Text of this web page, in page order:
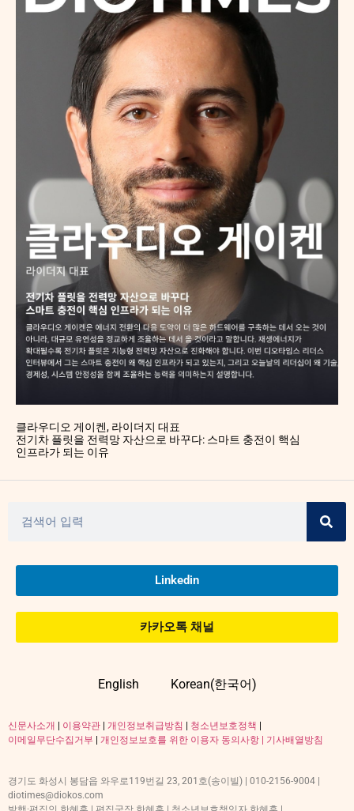
클라우디오 게이켄, 라이더지 대표
전기차 플릿을 전력망 자산으로 바꾸다: 스마트 충전이 핵심
인프라가 되는 이유
Linkedin
카카오톡 채널
English Korean(한국어)
신문사소개 | 이용약관 | 개인정보취급방침 | 청소년보호정책 |
이메일무단수집거부 | 개인정보보호를 위한 이용자 동의사항 | 기사배열방침
경기도 화성시 봉담읍 와우로119번길 23, 201호(송이빌) | 010-2156-9004 |
diotimes@diokos.com